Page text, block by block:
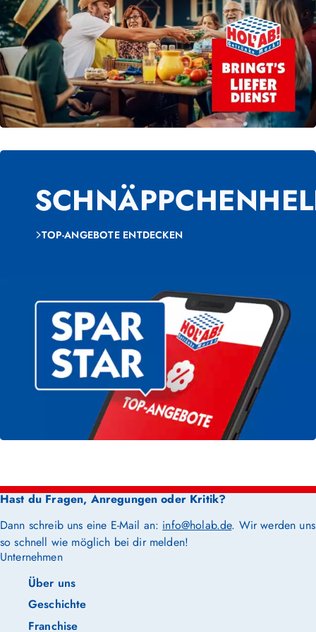
TOP-ANGEBOTE ENTDECKEN
Hast du Fragen, Anregungen oder Kritik?
Dann schreib uns eine E-Mail an: info@holab.de. Wir werden uns
so schnell wie möglich bei dir melden!
Unternehmen
Über uns
Geschichte
Franchise